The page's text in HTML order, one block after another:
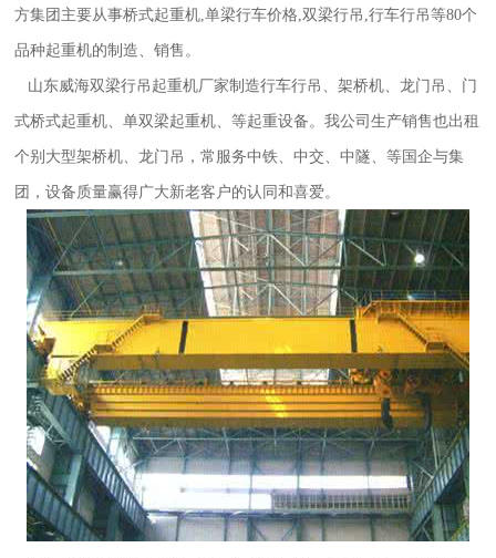
方集团主要从事桥式起重机,单梁行车价格,双梁行吊,行车行吊等80个
品种起重机的制造、销售。
山东威海双梁行吊起重机厂家制造行车行吊、架桥机、龙门吊、门
式桥式起重机、单双梁起重机、等起重设备。我公司生产销售也出租
个别大型架桥机、龙门吊，常服务中铁、中交、中隧、等国企与集
团，设备质量赢得广大新老客户的认同和喜爱。